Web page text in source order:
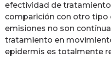
efectividad de
comparición con otro tipo
emisiones no son
tratamiento en
epidermis es totalmente